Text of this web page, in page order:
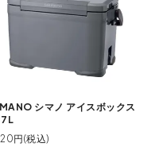
シマノ アイスボックス
円(税込)